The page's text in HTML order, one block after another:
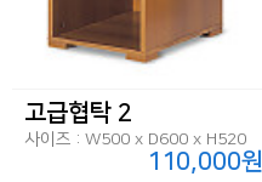
고급협탁 2
사이즈 : W500 x D600 x H520
110,000원